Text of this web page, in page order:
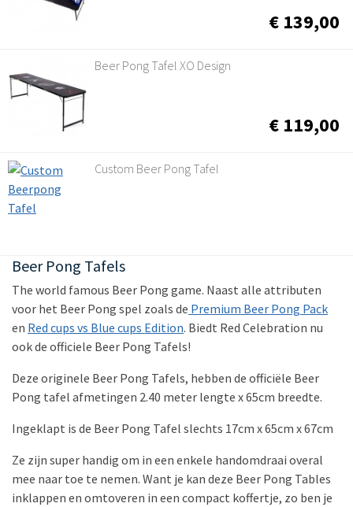
€ 139,00
Beer Pong Tafel XO Design
€ 119,00
Custom Beer Pong Tafel
Beer Pong Tafels
The world famous Beer Pong game. Naast alle attributen
voor het Beer Pong spel zoals de Premium Beer Pong Pack
en Red cups vs Blue cups Edition. Biedt Red Celebration nu
ook de officiele Beer Pong Tafels!
Deze originele Beer Pong Tafels, hebben de officiële Beer
Pong tafel afmetingen 2.40 meter lengte x 65cm breedte.
Ingeklapt is de Beer Pong Tafel slechts 17cm x 65cm x 67cm
Ze zijn super handig om in een enkele handomdraai overal
mee naar toe te nemen. Want je kan deze Beer Pong Tables
inklappen en omtoveren in een compact koffertje, zo ben je